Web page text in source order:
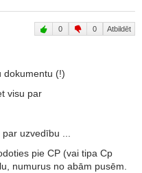
0 0 Atbildēt
dokumentu (!)
visu par
uzvedību ...
pie CP (vai tipa Cp
numurus no abām pusēm.